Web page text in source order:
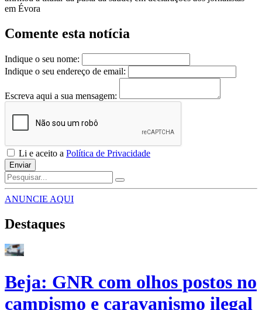
em Évora
Comente esta notícia
Indique o seu nome:
Indique o seu endereço de email:
Escreva aqui a sua mensagem:
Li e aceito a Política de Privacidade
Enviar
ANUNCIE AQUI
Destaques
Beja: GNR com olhos postos no
campismo e caravanismo ilegal